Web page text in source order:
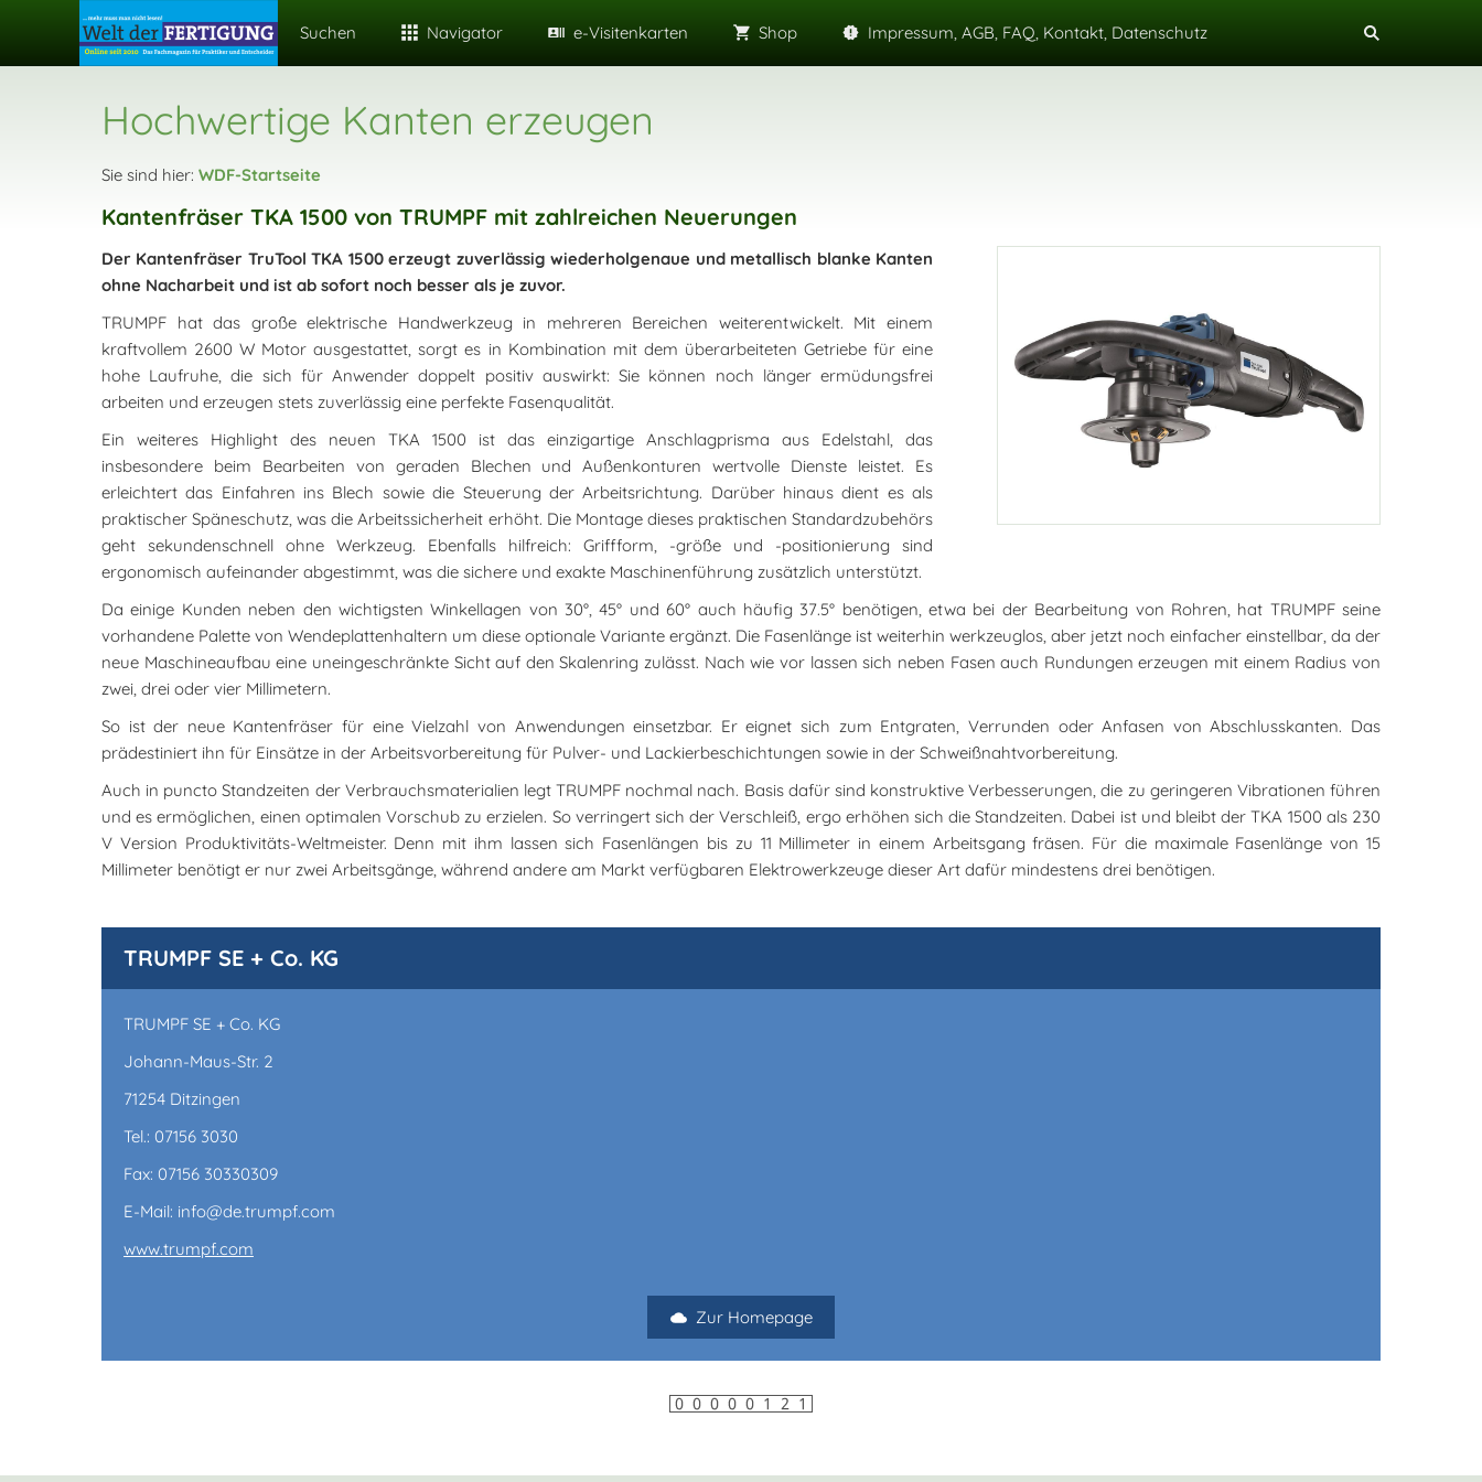
Suchen Navigator e-Visitenkarten Shop Impressum, AGB, FAQ, Kontakt, Datenschutz
Hochwertige Kanten erzeugen
Sie sind hier: WDF-Startseite
Kantenfräser TKA 1500 von TRUMPF mit zahlreichen Neuerungen
Der Kantenfräser TruTool TKA 1500 erzeugt zuverlässig wiederholgenaue und metallisch blanke Kanten
ohne Nacharbeit und ist ab sofort noch besser als je zuvor.
TRUMPF hat das große elektrische Handwerkzeug in mehreren Bereichen weiterentwickelt. Mit einem
kraftvollem 2600 W Motor ausgestattet, sorgt es in Kombination mit dem überarbeiteten Getriebe für eine
hohe Laufruhe, die sich für Anwender doppelt positiv auswirkt: Sie können noch länger ermüdungsfrei
arbeiten und erzeugen stets zuverlässig eine perfekte Fasenqualität.
Ein weiteres Highlight des neuen TKA 1500 ist das einzigartige Anschlagprisma aus Edelstahl, das
insbesondere beim Bearbeiten von geraden Blechen und Außenkonturen wertvolle Dienste leistet. Es
erleichtert das Einfahren ins Blech sowie die Steuerung der Arbeitsrichtung. Darüber hinaus dient es als
praktischer Späneschutz, was die Arbeitssicherheit erhöht. Die Montage dieses praktischen Standardzubehörs
geht sekundenschnell ohne Werkzeug. Ebenfalls hilfreich: Griffform, -größe und -positionierung sind
ergonomisch aufeinander abgestimmt, was die sichere und exakte Maschinenführung zusätzlich unterstützt.
Da einige Kunden neben den wichtigsten Winkellagen von 30°, 45° und 60° auch häufig 37.5° benötigen, etwa bei der Bearbeitung von Rohren, hat TRUMPF seine
vorhandene Palette von Wendeplattenhaltern um diese optionale Variante ergänzt. Die Fasenlänge ist weiterhin werkzeuglos, aber jetzt noch einfacher einstellbar, da der
neue Maschineaufbau eine uneingeschränkte Sicht auf den Skalenring zulässt. Nach wie vor lassen sich neben Fasen auch Rundungen erzeugen mit einem Radius von
zwei, drei oder vier Millimetern.
So ist der neue Kantenfräser für eine Vielzahl von Anwendungen einsetzbar. Er eignet sich zum Entgraten, Verrunden oder Anfasen von Abschlusskanten. Das
prädestiniert ihn für Einsätze in der Arbeitsvorbereitung für Pulver- und Lackierbeschichtungen sowie in der Schweißnahtvorbereitung.
Auch in puncto Standzeiten der Verbrauchsmaterialien legt TRUMPF nochmal nach. Basis dafür sind konstruktive Verbesserungen, die zu geringeren Vibrationen führen
und es ermöglichen, einen optimalen Vorschub zu erzielen. So verringert sich der Verschleiß, ergo erhöhen sich die Standzeiten. Dabei ist und bleibt der TKA 1500 als 230
V Version Produktivitäts-Weltmeister. Denn mit ihm lassen sich Fasenlängen bis zu 11 Millimeter in einem Arbeitsgang fräsen. Für die maximale Fasenlänge von 15
Millimeter benötigt er nur zwei Arbeitsgänge, während andere am Markt verfügbaren Elektrowerkzeuge dieser Art dafür mindestens drei benötigen.
TRUMPF SE + Co. KG
TRUMPF SE + Co. KG
Johann-Maus-Str. 2
71254 Ditzingen
Tel.: 07156 3030
Fax: 07156 30330309
E-Mail: info@de.trumpf.com
www.trumpf.com
Zur Homepage